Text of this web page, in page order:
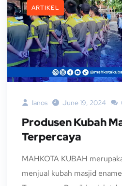
ARTIKEL
Ianos June 19, 2024
Produsen Kubah
Terpercaya
MAHKOTA KUBAH
menjual kubah masjid